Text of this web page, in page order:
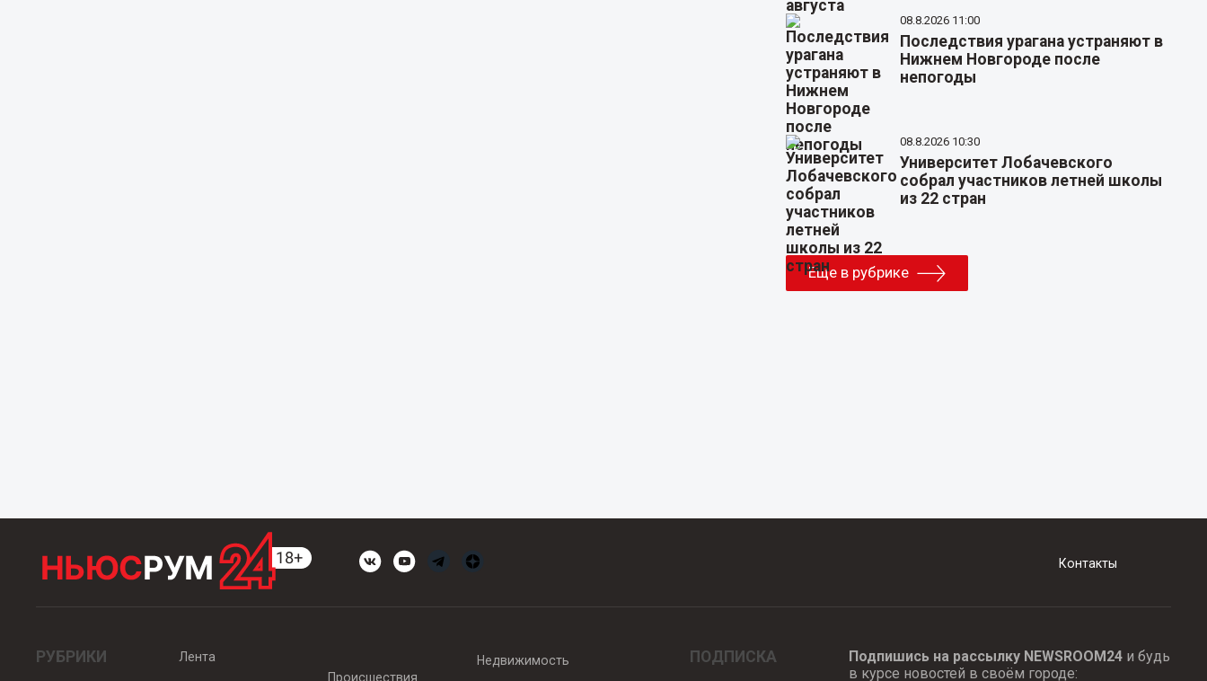
08.8.2026 11:00
Последствия урагана устраняют в
Нижнем Новгороде после
непогоды
08.8.2026 10:30
Университет Лобачевского
собрал участников летней школы
из 22 стран
Еще в рубрике
Контакты
РУБРИКИ
Лента
Происшествия
Недвижимость ПОДПИСКА Подпишись на рассылку NEWSROOM24и будь
в курсе новостей в своём городе: